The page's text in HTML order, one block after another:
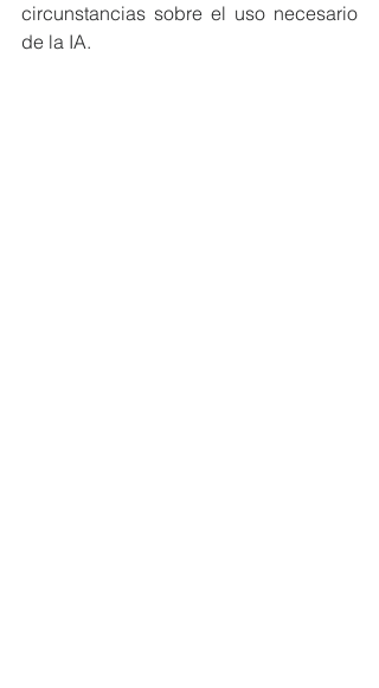
circunstancias sobre el uso necesario
de la IA.